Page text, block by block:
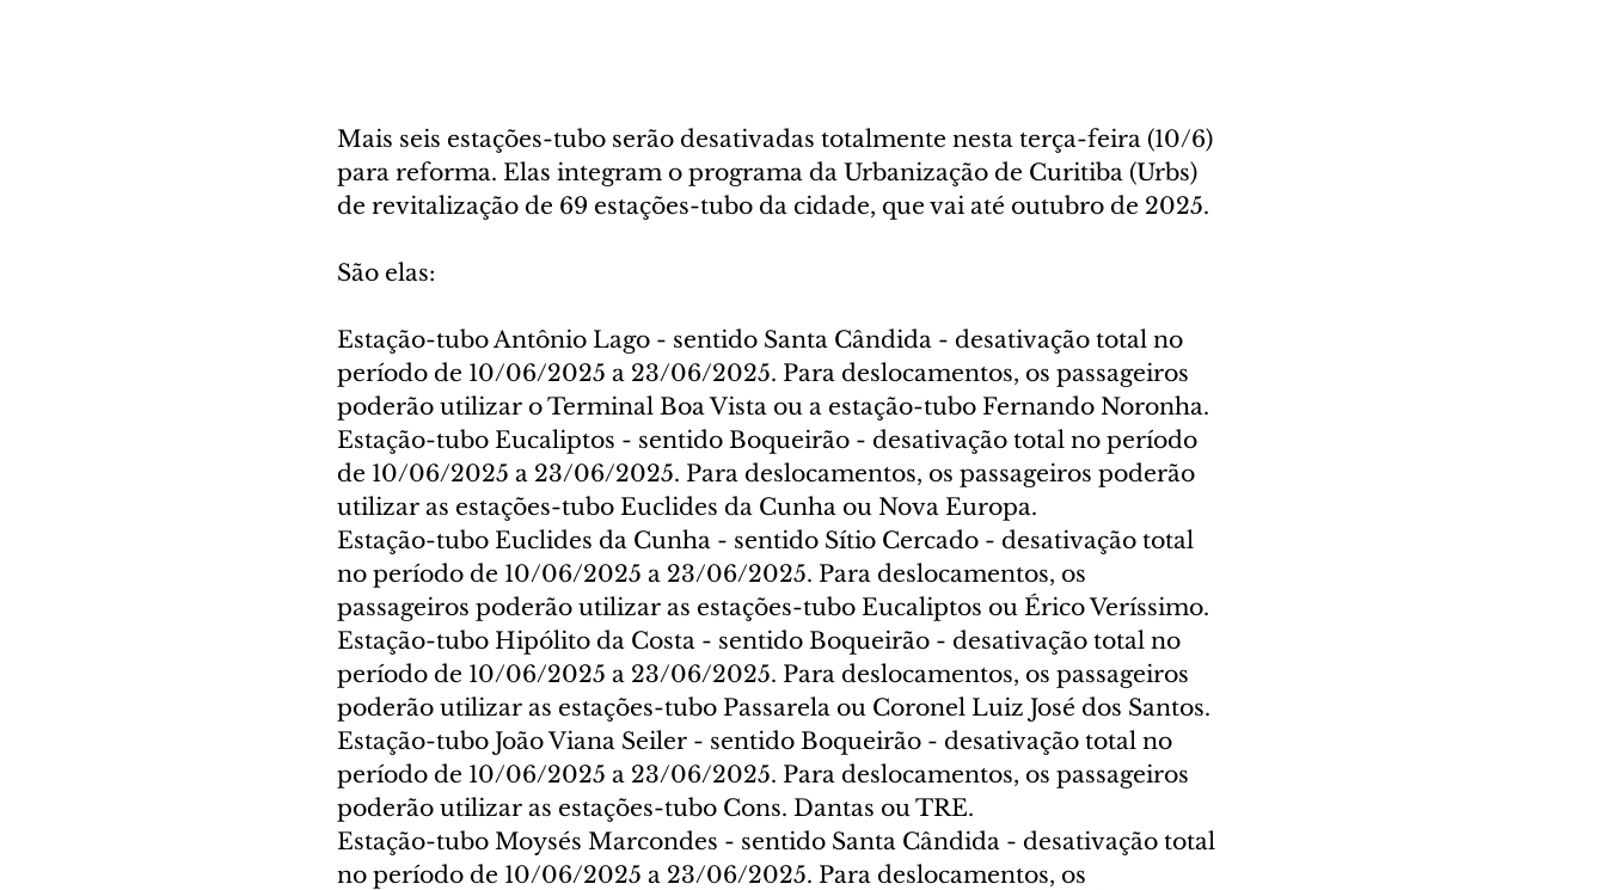
Mais seis estações-tubo serão desativadas totalmente nesta terça-feira (10/6)
para reforma. Elas integram o programa da Urbanização de Curitiba (Urbs)
de revitalização de 69 estações-tubo da cidade, que vai até outubro de 2025.
São elas:
Estação-tubo Antônio Lago - sentido Santa Cândida - desativação total no
período de 10/06/2025 a 23/06/2025. Para deslocamentos, os passageiros
poderão utilizar o Terminal Boa Vista ou a estação-tubo Fernando Noronha.
Estação-tubo Eucaliptos - sentido Boqueirão - desativação total no período
de 10/06/2025 a 23/06/2025. Para deslocamentos, os passageiros poderão
utilizar as estações-tubo Euclides da Cunha ou Nova Europa.
Estação-tubo Euclides da Cunha - sentido Sítio Cercado - desativação total
no período de 10/06/2025 a 23/06/2025. Para deslocamentos, os
passageiros poderão utilizar as estações-tubo Eucaliptos ou Érico Veríssimo.
Estação-tubo Hipólito da Costa - sentido Boqueirão - desativação total no
período de 10/06/2025 a 23/06/2025. Para deslocamentos, os passageiros
poderão utilizar as estações-tubo Passarela ou Coronel Luiz José dos Santos.
Estação-tubo João Viana Seiler - sentido Boqueirão - desativação total no
período de 10/06/2025 a 23/06/2025. Para deslocamentos, os passageiros
poderão utilizar as estações-tubo Cons. Dantas ou TRE.
Estação-tubo Moysés Marcondes - sentido Santa Cândida - desativação total
no período de 10/06/2025 a 23/06/2025. Para deslocamentos, os